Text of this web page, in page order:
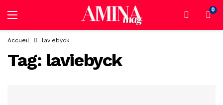
0
Accueil laviebyck
Tag: laviebyck